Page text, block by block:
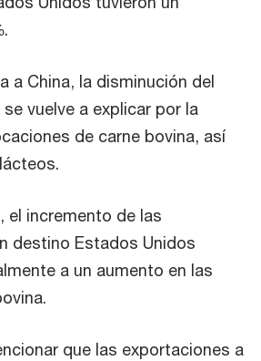
a China, la disminución del
vuelve a explicar por la
de carne bovina, así
el incremento de las
destino Estados Unidos
a un aumento en las
que las exportaciones a